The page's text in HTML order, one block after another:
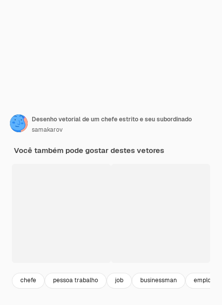
Desenho vetorial de um chefe estrito e seu subordinado
samakarov
Você também pode gostar destes vetores
chefe pessoa trabalho job businessman employee